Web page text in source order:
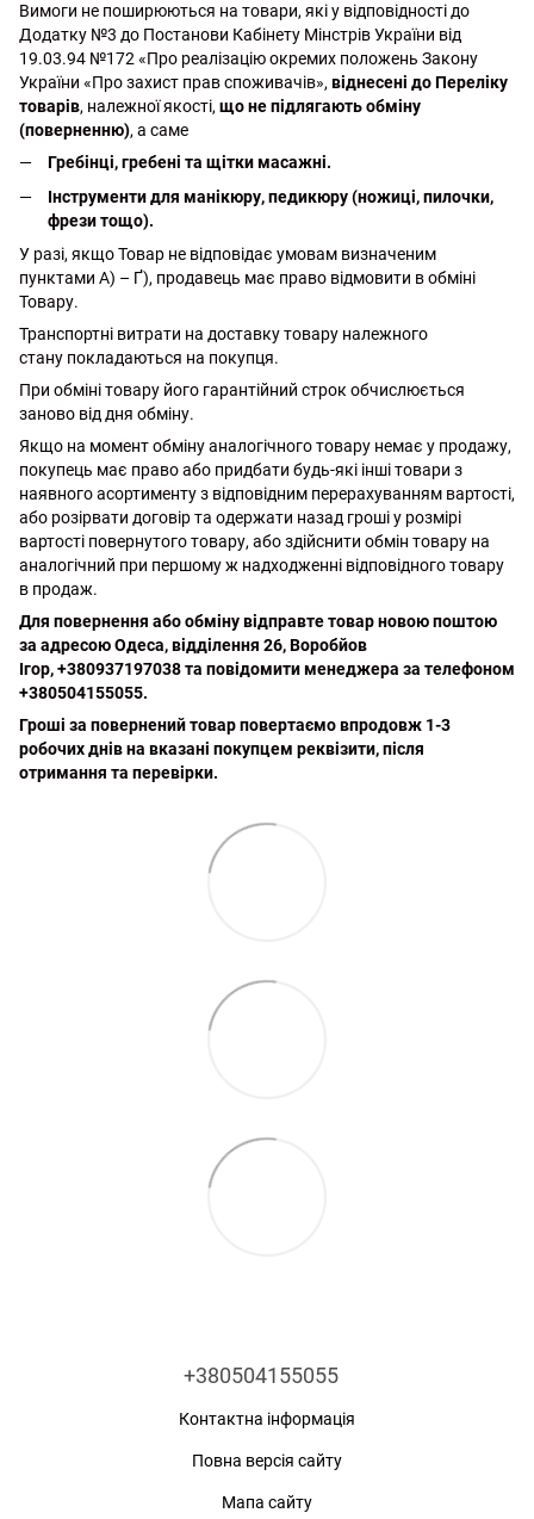
Вимоги не поширюються на товари, які у відповідності до
Додатку №3 до Постанови Кабінету Мінстрів України від
19.03.94 №172 «Про реалізацію окремих положень Закону
України «Про захист прав споживачів», віднесені до Переліку
товарів, належної якості, що не підлягають обміну
(поверненню), а саме
Гребінці, гребені та щітки масажні.
Інструменти для манікюру, педикюру (ножиці, пилочки,
фрези тощо).
У разі, якщо Товар не відповідає умовам визначеним
пунктами А) – Ґ), продавець має право відмовити в обміні
Товару.
Транспортні витрати на доставку товару належного
стану покладаються на покупця.
При обміні товару його гарантійний строк обчислюється
заново від дня обміну.
Якщо на момент обміну аналогічного товару немає у продажу,
покупець має право або придбати будь-які інші товари з
наявного асортименту з відповідним перерахуванням вартості,
або розірвати договір та одержати назад гроші у розмірі
вартості повернутого товару, або здійснити обмін товару на
аналогічний при першому ж надходженні відповідного товару
в продаж.
Для повернення або обміну відправте товар новою поштою
за адресою Одеса, відділення 26, Воробйов
Ігор, +380937197038 та повідомити менеджера за телефоном
+380504155055.
Гроші за повернений товар повертаємо впродовж 1-3
робочих днів на вказані покупцем реквізити, після
отримання та перевірки.
+380504155055
Контактна інформація
Повна версія сайту
Мапа сайту